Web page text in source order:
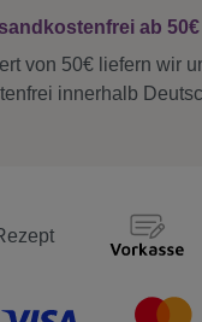
ab 50€
von 50€ liefern wir
innerhalb